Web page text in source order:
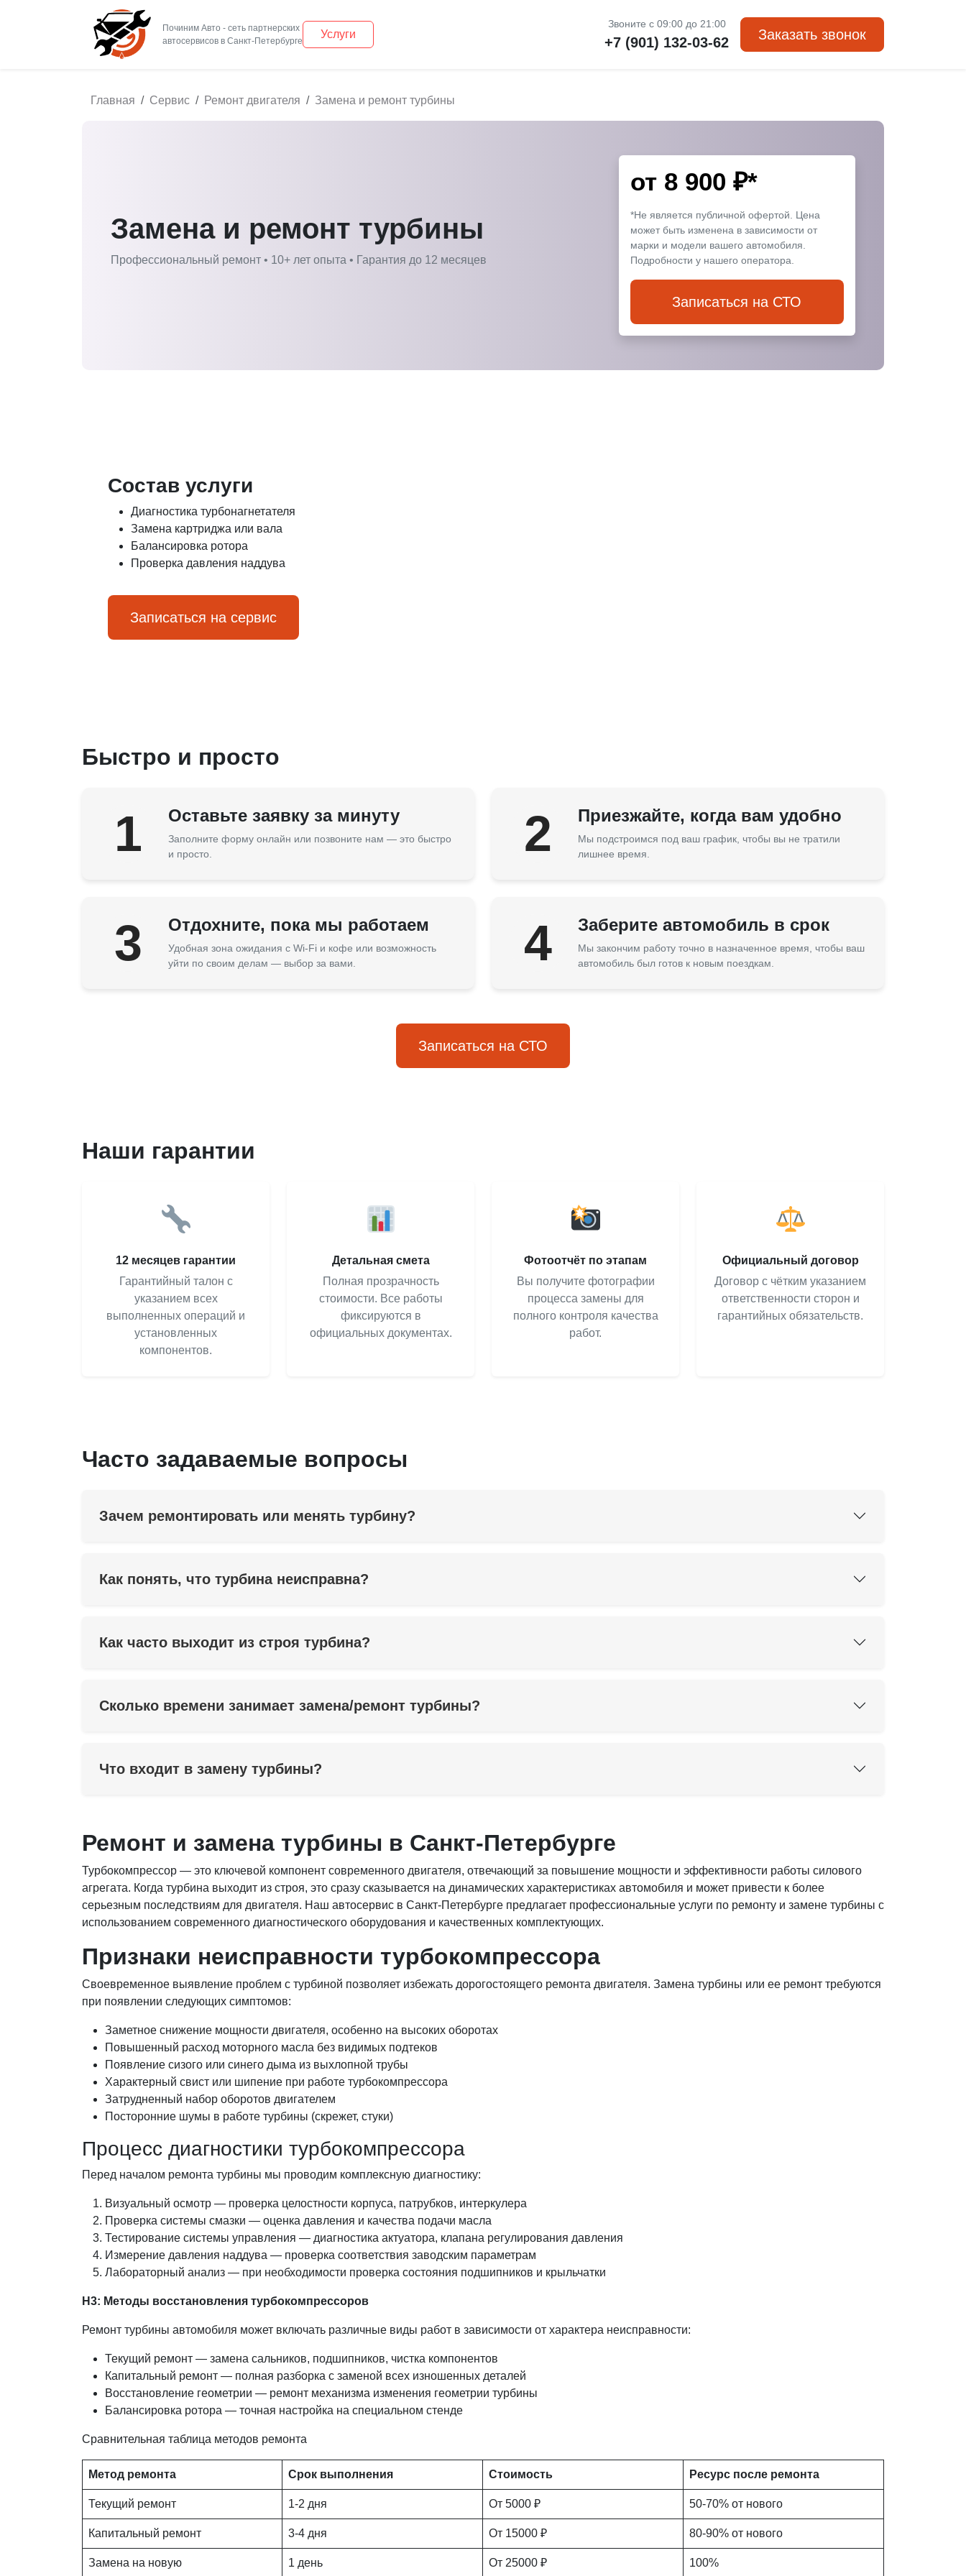
Починим Авто - сеть партнерских
Услуги
Звоните с 09:00 до 21:00
+7 (901) 132-03-62 Заказать звонок
Главная Сервис Ремонт двигателя Замена и ремонт турбины
Замена и ремонт турбины
Профессиональный ремонт • 10+ лет опыта • Гарантия до 12 месяцев
от 8 900 ₽*
*Не является публичной офертой. Цена
может быть изменена в зависимости от
марки и модели вашего автомобиля.
Подробности у нашего оператора.
Записаться на СТО
Состав услуги
Диагностика турбонагнетателя
Замена картриджа или вала
Балансировка ротора
Проверка давления наддува
Записаться на сервис
Быстро и просто
1 Оставьте заявку за минуту
Заполните форму онлайн или позвоните нам — это быстро
и просто.
2 Приезжайте, когда вам удобно
Мы подстроимся под ваш график, чтобы вы не тратили
лишнее время.
3 Отдохните, пока мы работаем
Удобная зона ожидания с Wi-Fi и кофе или возможность
уйти по своим делам — выбор за вами.
4 Заберите автомобиль в срок
Мы закончим работу точно в назначенное время, чтобы ваш
автомобиль был готов к новым поездкам.
Записаться на СТО
Наши гарантии
12 месяцев гарантии
Гарантийный талон с
указанием всех
выполненных операций и
установленных
компонентов.
Детальная смета
Полная прозрачность
стоимости. Все работы
фиксируются в
официальных документах.
Фотоотчёт по этапам
Вы получите фотографии
процесса замены для
полного контроля качества
работ.
Официальный договор
Договор с чётким указанием
ответственности сторон и
гарантийных обязательств.
Часто задаваемые вопросы
Зачем ремонтировать или менять турбину?
Как понять, что турбина неисправна?
Как часто выходит из строя турбина?
Сколько времени занимает замена/ремонт турбины?
Что входит в замену турбины?
Ремонт и замена турбины в Санкт-Петербурге
Турбокомпрессор — это ключевой компонент современного двигателя, отвечающий за повышение мощности и эффективности работы силового
агрегата. Когда турбина выходит из строя, это сразу сказывается на динамических характеристиках автомобиля и может привести к более
серьезным последствиям для двигателя. Наш автосервис в Санкт-Петербурге предлагает профессиональные услуги по ремонту и замене турбины с
использованием современного диагностического оборудования и качественных комплектующих.
Признаки неисправности турбокомпрессора
Своевременное выявление проблем с турбиной позволяет избежать дорогостоящего ремонта двигателя. Замена турбины или ее ремонт требуются
при появлении следующих симптомов:
Заметное снижение мощности двигателя, особенно на высоких оборотах
Повышенный расход моторного масла без видимых подтеков
Появление сизого или синего дыма из выхлопной трубы
Характерный свист или шипение при работе турбокомпрессора
Затрудненный набор оборотов двигателем
Посторонние шумы в работе турбины (скрежет, стуки)
Процесс диагностики турбокомпрессора
Перед началом ремонта турбины мы проводим комплексную диагностику:
Визуальный осмотр — проверка целостности корпуса, патрубков, интеркулера
Проверка системы смазки — оценка давления и качества подачи масла
Тестирование системы управления — диагностика актуатора, клапана регулирования давления
Измерение давления наддува — проверка соответствия заводским параметрам
Лабораторный анализ — при необходимости проверка состояния подшипников и крыльчатки
Н3: Методы восстановления турбокомпрессоров
Ремонт турбины автомобиля может включать различные виды работ в зависимости от характера неисправности:
Текущий ремонт — замена сальников, подшипников, чистка компонентов
Капитальный ремонт — полная разборка с заменой всех изношенных деталей
Восстановление геометрии — ремонт механизма изменения геометрии турбины
Балансировка ротора — точная настройка на специальном стенде
Сравнительная таблица методов ремонта
Метод ремонта Срок выполнения Стоимость Ресурс после ремонта
Текущий ремонт 1-2 дня От 5000 ₽ 50-70% от нового
Капитальный ремонт 3-4 дня От 15000 ₽ 80-90% от нового
Замена на новую 1 день От 25000 ₽ 100%